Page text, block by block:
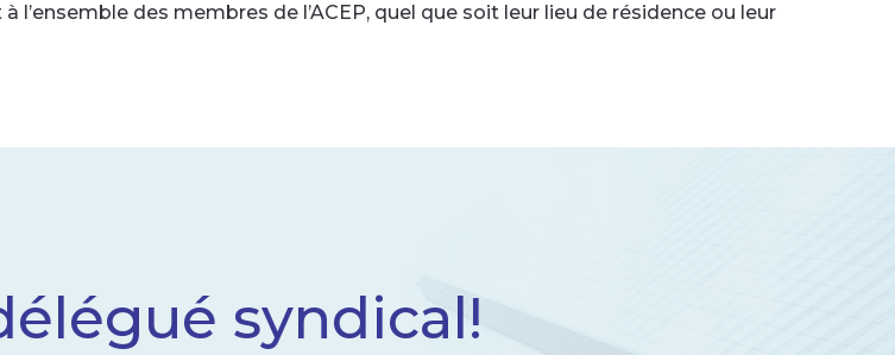
des membres de l’ACEP, quel que soit leur lieu de résidence ou leur
syndical!